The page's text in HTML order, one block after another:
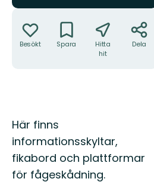
Besökt Spara
Hitta
hit
Dela
Beskrivning
Här finns
informationsskyltar,
fikabord och plattformar
för fågeskådning.